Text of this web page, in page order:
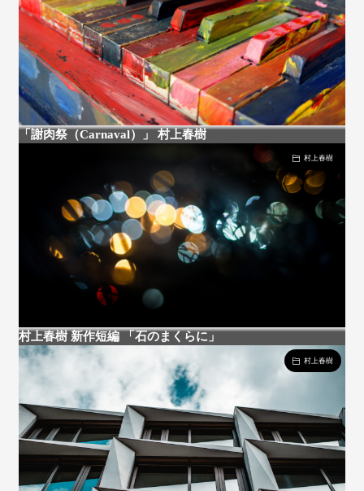
「謝肉祭（Carnaval）」 村上春樹
村上春樹
村上春樹 新作短編 「石のまくらに」
村上春樹